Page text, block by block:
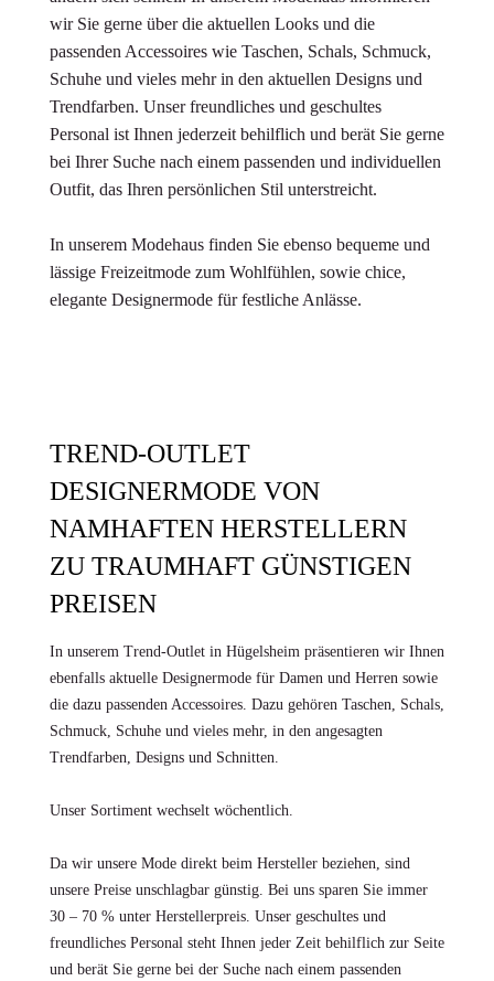
wir Sie gerne über die aktuellen Looks und die
passenden Accessoires wie Taschen, Schals, Schmuck,
Schuhe und vieles mehr in den aktuellen Designs und
Trendfarben. Unser freundliches und geschultes
Personal ist Ihnen jederzeit behilflich und berät Sie gerne
bei Ihrer Suche nach einem passenden und individuellen
Outfit, das Ihren persönlichen Stil unterstreicht.
In unserem Modehaus finden Sie ebenso bequeme und
lässige Freizeitmode zum Wohlfühlen, sowie chice,
elegante Designermode für festliche Anlässe.
TREND-OUTLET
DESIGNERMODE VON
NAMHAFTEN HERSTELLERN
ZU TRAUMHAFT GÜNSTIGEN
PREISEN
In unserem Trend-Outlet in Hügelsheim präsentieren wir Ihnen
ebenfalls aktuelle Designermode für Damen und Herren sowie
die dazu passenden Accessoires. Dazu gehören Taschen, Schals,
Schmuck, Schuhe und vieles mehr, in den angesagten
Trendfarben, Designs und Schnitten.
Unser Sortiment wechselt wöchentlich.
Da wir unsere Mode direkt beim Hersteller beziehen, sind
unsere Preise unschlagbar günstig. Bei uns sparen Sie immer
30 – 70 % unter Herstellerpreis. Unser geschultes und
freundliches Personal steht Ihnen jeder Zeit behilflich zur Seite
und berät Sie gerne bei der Suche nach einem passenden